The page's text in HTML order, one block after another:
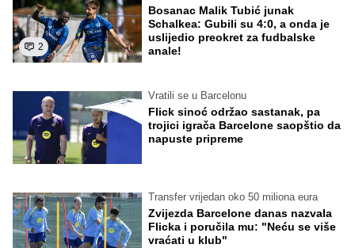
2
Bosanac Malik Tubić junak
Schalkea: Gubili su 4:0, a onda je
uslijedio preokret za fudbalske
anale!
Vratili se u Barcelonu
Flick sinoć održao sastanak, pa
trojici igrača Barcelone saopštio da
napuste pripreme
Transfer vrijedan oko 50 miliona eura
Zvijezda Barcelone danas nazvala
Flicka i poručila mu: "Neću se više
vraćati u klub"